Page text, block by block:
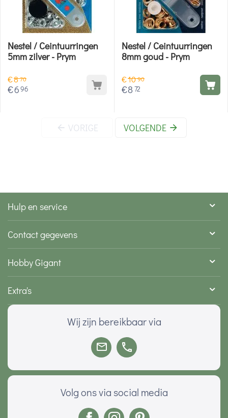
Nestel / Ceintuurringen
5mm zilver - Prym
€870
€696
Nestel / Ceintuurringen
8mm goud - Prym
€1090
€8 72
VORIGE VOLGENDE
Hulp en service
Contact gegevens
Hobby Gigant
Extra's
Wij zijn bereikbaar via
Volg ons via social media